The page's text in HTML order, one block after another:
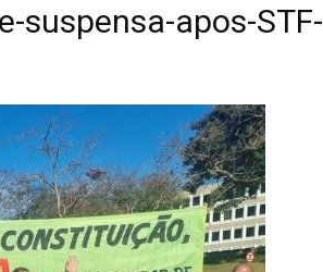
suspensa-apos-STF-